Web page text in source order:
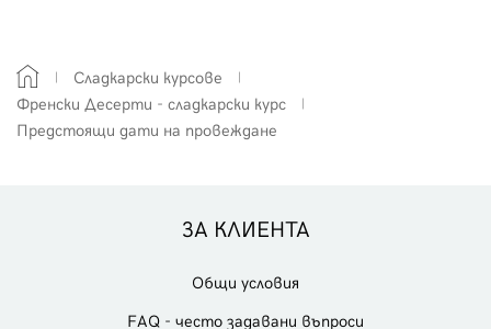
Сладкарски курсове
Френски Десерти - сладкарски курс
Предстоящи дати на провеждане
ЗА КЛИЕНТА
Общи условия
FAQ - често задавани въпроси